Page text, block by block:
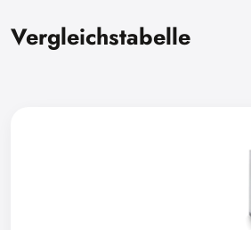
Vergleichstabelle